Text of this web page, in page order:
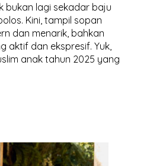
bukan lagi sekadar baju
Kini, tampil sopan
dan menarik, bahkan
aktif dan ekspresif. Yuk,
anak tahun 2025 yang